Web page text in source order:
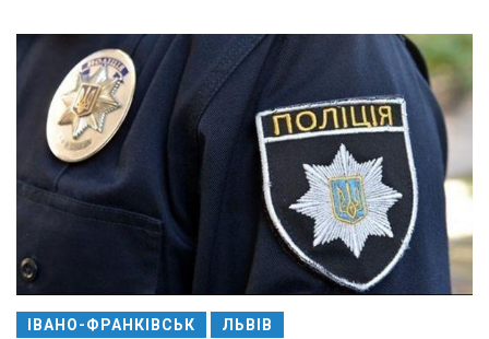
ІВАНО-ФРАНКІВСЬК ЛЬВІВ